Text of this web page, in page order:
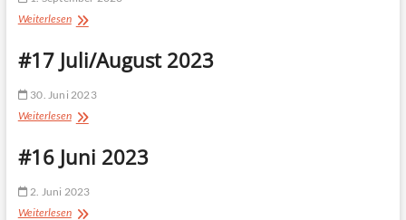
Weiterlesen#18
2023
#17 Juli/August 2023
30. Juni 2023
Weiterlesen#17
2023
#16 Juni 2023
2. Juni 2023
Weiterlesen#16